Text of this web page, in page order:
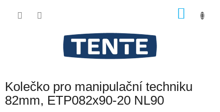
Kolečko pro manipulační techniku
82mm, ETP082x90-20 NL90